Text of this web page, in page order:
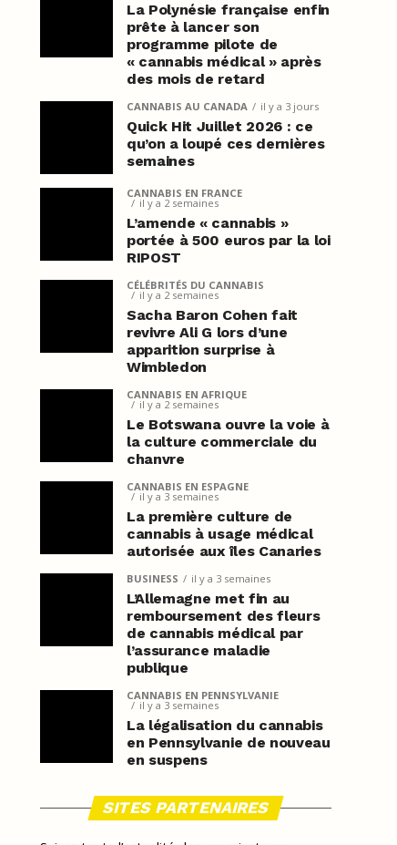
La Polynésie française enfin
prête à lancer son
programme pilote de
« cannabis médical » après
des mois de retard
CANNABIS AU CANADA il y a 3 jours
Quick Hit Juillet 2026 : ce
qu’on a loupé ces dernières
semaines
CANNABIS EN FRANCE
il y a 2 semaines
L’amende « cannabis »
portée à 500 euros par la loi
RIPOST
CÉLÉBRITÉS DU CANNABIS
il y a 2 semaines
Sacha Baron Cohen fait
revivre Ali G lors d’une
apparition surprise à
Wimbledon
CANNABIS EN AFRIQUE
il y a 2 semaines
Le Botswana ouvre la voie à
la culture commerciale du
chanvre
CANNABIS EN ESPAGNE
il y a 3 semaines
La première culture de
cannabis à usage médical
autorisée aux îles Canaries
BUSINESS il y a 3 semaines
L’Allemagne met fin au
remboursement des fleurs
de cannabis médical par
l’assurance maladie
publique
CANNABIS EN PENNSYLVANIE
il y a 3 semaines
La légalisation du cannabis
en Pennsylvanie de nouveau
en suspens
SITES PARTENAIRES